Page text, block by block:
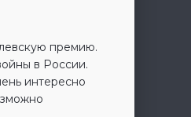
премию.
в России.
интересно